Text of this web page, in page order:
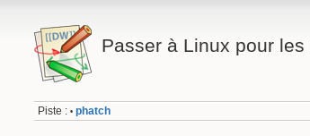
Passer à Linux pour les
Piste : • phatch